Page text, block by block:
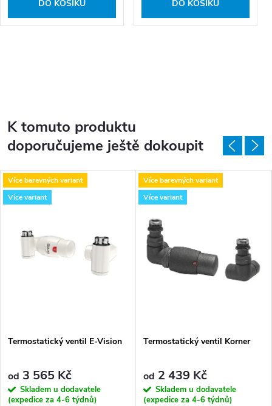
DO KOŠÍKU DO KOŠÍKU
K tomuto produktu
doporučujeme ještě dokoupit
Více barevných variant
Více variant
Termostatický ventil E-Vision
od 3 565 Kč
Skladem u dodavatele
(expedice za 4-6 týdnů)
Více barevných variant
Více variant
Termostatický ventil Korner
od 2 439 Kč
Skladem u dodavatele
(expedice za 4-6 týdnů)